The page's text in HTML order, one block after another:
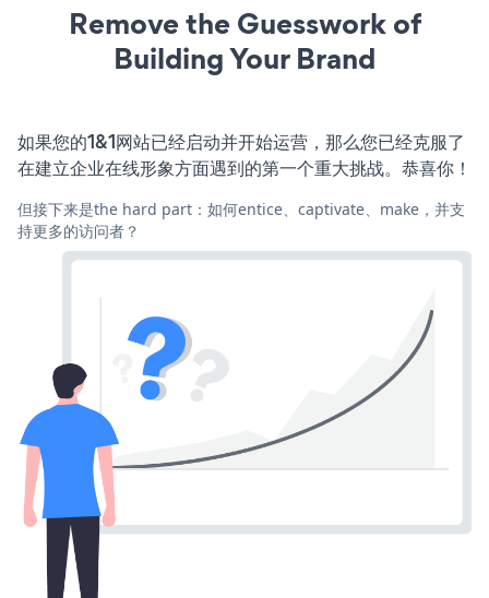
Remove the Guesswork of
Building Your Brand
如果您的1&1网站已经启动并开始运营，那么您已经克服了
在建立企业在线形象方面遇到的第一个重大挑战。恭喜你！
但接下来是the hard part：如何entice、captivate、make，并支
持更多的访问者？